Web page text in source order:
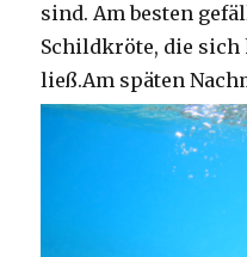
sind. Am besten
Schildkröte, die
ließ.Am späten